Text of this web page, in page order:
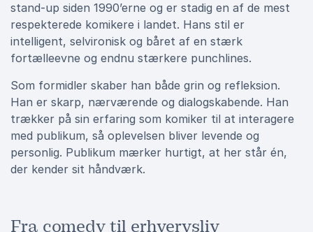
stand-up siden 1990’erne og er stadig en af de mest
respekterede komikere i landet. Hans stil er
intelligent, selvironisk og båret af en stærk
fortælleevne og endnu stærkere punchlines.
Som formidler skaber han både grin og refleksion.
Han er skarp, nærværende og dialogskabende. Han
trækker på sin erfaring som komiker til at interagere
med publikum, så oplevelsen bliver levende og
personlig. Publikum mærker hurtigt, at her står én,
der kender sit håndværk.
Fra comedy til erhvervsliv